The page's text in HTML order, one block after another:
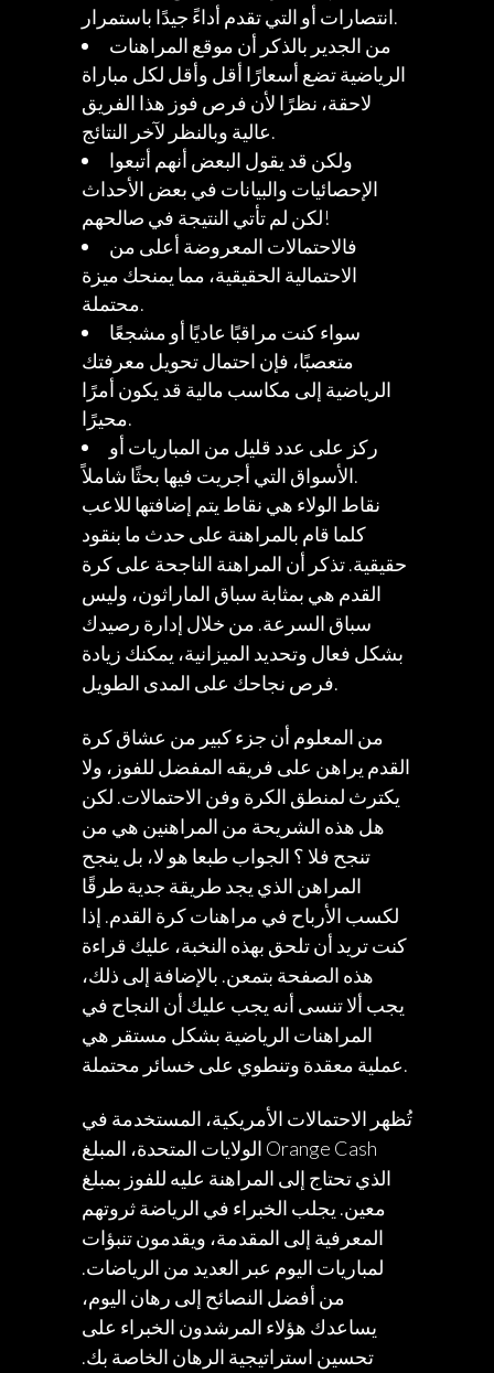
انتصارات أو التي تقدم أداءً جيدًا باستمرار.
من الجدير بالذكر أن موقع المراهنات
الرياضية تضع أسعارًا أقل وأقل لكل مباراة
لاحقة، نظرًا لأن فرص فوز هذا الفريق
عالية وبالنظر لآخر النتائج.
ولكن قد يقول البعض أنهم أتبعوا
الإحصائيات والبيانات في بعض الأحداث
لكن لم تأتي النتيجة في صالحهم!
فالاحتمالات المعروضة أعلى من
الاحتمالية الحقيقية، مما يمنحك ميزة
محتملة.
سواء كنت مراقبًا عاديًا أو مشجعًا
متعصبًا، فإن احتمال تحويل معرفتك
الرياضية إلى مكاسب مالية قد يكون أمرًا
محيرًا.
ركز على عدد قليل من المباريات أو
الأسواق التي أجريت فيها بحثًا شاملاً.
نقاط الولاء هي نقاط يتم إضافتها للاعب
كلما قام بالمراهنة على حدث ما بنقود
حقيقية. تذكر أن المراهنة الناجحة على كرة
القدم هي بمثابة سباق الماراثون، وليس
سباق السرعة. من خلال إدارة رصيدك
بشكل فعال وتحديد الميزانية، يمكنك زيادة
فرص نجاحك على المدى الطويل.
من المعلوم أن جزء كبير من عشاق كرة
القدم يراهن على فريقه المفضل للفوز، ولا
يكترث لمنطق الكرة وفن الاحتمالات. لكن
هل هذه الشريحة من المراهنين هي من
تنجح فلا ؟ الجواب طبعا هو لا، بل ينجح
المراهن الذي يجد طريقة جدية طرقًا
لكسب الأرباح في مراهنات كرة القدم. إذا
كنت تريد أن تلحق بهذه النخبة، عليك قراءة
هذه الصفحة بتمعن. بالإضافة إلى ذلك،
يجب ألا تنسى أنه يجب عليك أن النجاح في
المراهنات الرياضية بشكل مستقر هي
عملية معقدة وتنطوي على خسائر محتملة.
تُظهر الاحتمالات الأمريكية، المستخدمة في
Orange Cash
الذي تحتاج إلى المراهنة عليه للفوز بمبلغ
معين. يجلب الخبراء في الرياضة ثروتهم
المعرفية إلى المقدمة، ويقدمون تنبؤات
لمباريات اليوم عبر العديد من الرياضات.
من أفضل النصائح إلى رهان اليوم،
يساعدك هؤلاء المرشدون الخبراء على
تحسين استراتيجية الرهان الخاصة بك.